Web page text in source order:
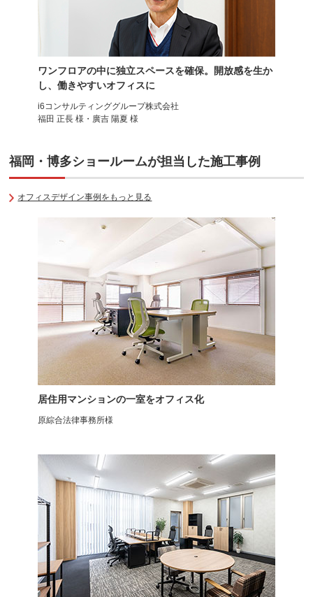
オフィスチェア Try(トライ)
プラス(PLUS)
オフィスチェア Preseaチェア
ー(プリセア)
プラス(PLUS)
肘付き ヘッドレスト付き
オフィスチェア
バーサル
QUON(クオン)
コクヨ イング
ワンフロアの中に独立スペースを確保。開放感を生か
し、働きやすいオフィスに
i6コンサルティンググループ株式会社
福田 正長 様・廣吉 陽夏 様
福岡・博多ショールームが担当した施工事例
オフィスデザイン事例をもっと見る
居住用マンションの一室をオフィス化
原綜合法律事務所様